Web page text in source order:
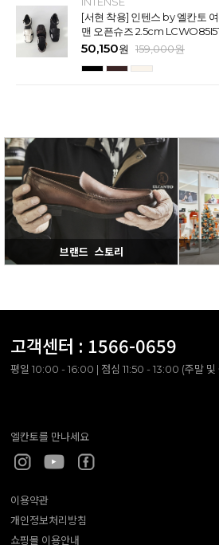
[서현 착용] 인텐스 by 엘칸토
맨 오픈슈즈 2.5cm
50,150원 159,000원
브랜드 스토리
고객센터 : 1566-0659
평일 10:00 - 16:00 | 점심 11:50 - 13:00 (주말 및
엘칸토를 만나세요
이용약관
개인정보처리방침
쇼핑몰 이용안내